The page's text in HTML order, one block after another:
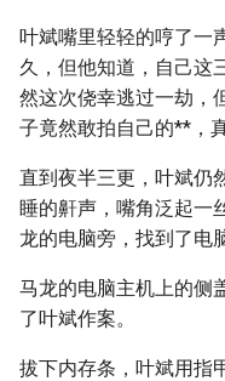
叶斌嘴里轻轻的哼了一
久，但他知道，自己这
然这次侥幸逃过一劫，
子竟然敢拍自己的**，
直到夜半三更，叶斌仍
睡的鼾声，嘴角泛起一
龙的电脑旁，找到了电
马龙的电脑主机上的侧
了叶斌作案。
拔下内存条，叶斌用指